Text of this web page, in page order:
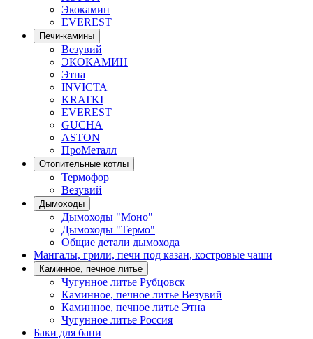
Экокамин
EVEREST
Печи-камины
Везувий
ЭКОКАМИН
Этна
INVICTA
KRATKI
EVEREST
GUCHA
ASTON
ПроМеталл
Отопительные котлы
Термофор
Везувий
Дымоходы
Дымоходы "Моно"
Дымоходы "Термо"
Общие детали дымохода
Мангалы, грили, печи под казан, костровые чаши
Каминное, печное литье
Чугунное литье Рубцовск
Каминное, печное литье Везувий
Каминное, печное литье Этна
Чугунное литье Россия
Баки для бани